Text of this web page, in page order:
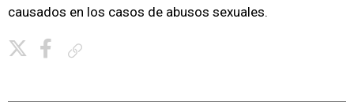
causados en los casos de abusos sexuales.